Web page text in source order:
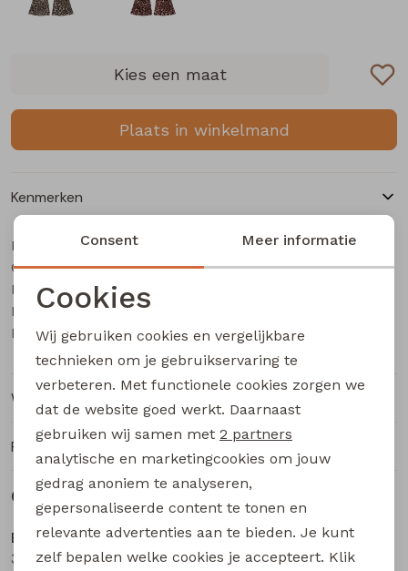
Piraat broeken
Rokken
Kies een maat
Plaats in winkelmand
Kenmerken
Merk
Categorie
Baby meisjes lange broek
Leverancierscode
Bestelcode
Kleur
Taupe
Winkelvoorraad
Ruilen en retourneren
Gerelateerde producten
Nieuw
Bakkaboe
3315207 W20178 baby meisjes lange broek Marine
Bakkaboe
Noodzakelijke cookies
Analytische cookies
Marketing cookies
Consent Meer informatie
Cookies
Wij gebruiken cookies en vergelijkbare
technieken om je gebruikservaring te
verbeteren. Met functionele cookies zorgen we
dat de website goed werkt. Daarnaast
gebruiken wij samen met 2 partners
analytische en marketingcookies om jouw
gedrag anoniem te analyseren,
gepersonaliseerde content te tonen en
relevante advertenties aan te bieden. Je kunt
zelf bepalen welke cookies je accepteert. Klik